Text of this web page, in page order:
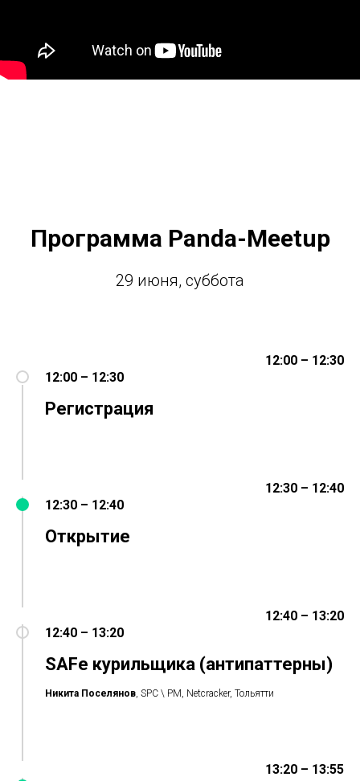
Программа Panda-Meetup
29 июня, суббота
12:00 – 12:30
12:00 – 12:30
Регистрация
12:30 – 12:40
12:30 – 12:40
Открытие
12:40 – 13:20
12:40 – 13:20
SAFe курильщика (антипаттерны)
Никита Поселянов, SPC \ PM, Netcracker, Тольятти
13:20 – 13:55